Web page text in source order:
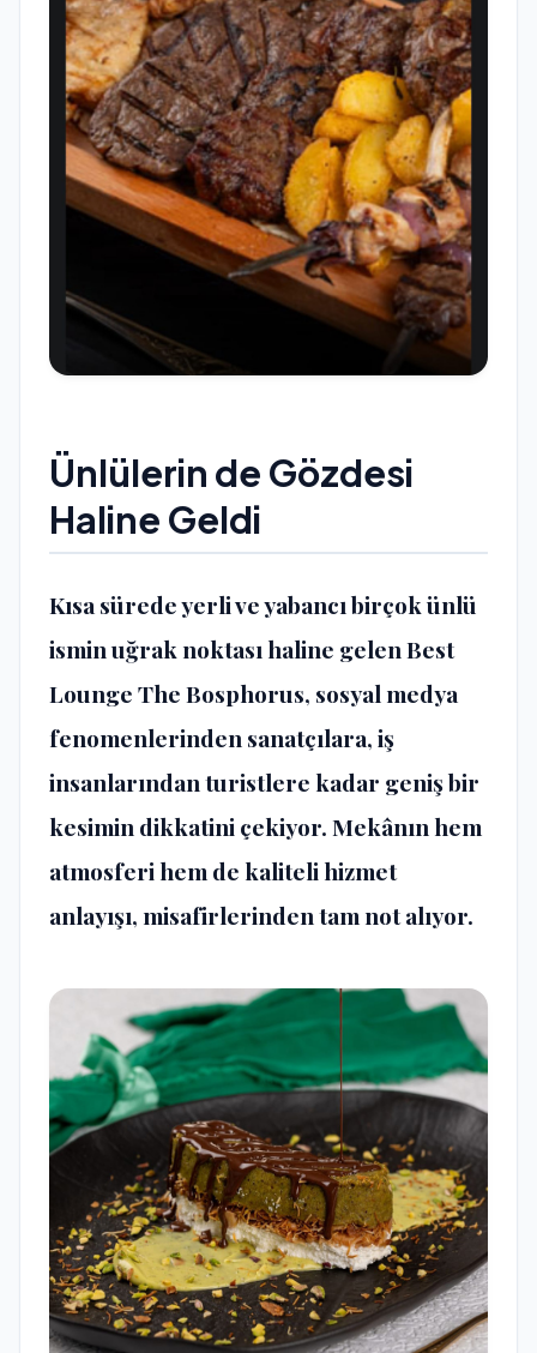
Ünlülerin de Gözdesi
Haline Geldi
Kısa sürede yerli ve yabancı birçok ünlü
ismin uğrak noktası haline gelen Best
Lounge The Bosphorus, sosyal medya
fenomenlerinden sanatçılara, iş
insanlarından turistlere kadar geniş bir
kesimin dikkatini çekiyor. Mekânın hem
atmosferi hem de kaliteli hizmet
anlayışı, misafirlerinden tam not alıyor.